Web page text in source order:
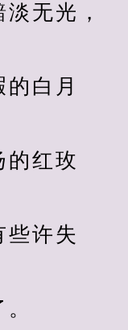
无光，
白月
红玫
许失